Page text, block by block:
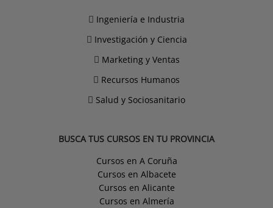
Ingeniería e Industria
Investigación y Ciencia
Marketing y Ventas
Recursos Humanos
Salud y Sociosanitario
BUSCA TUS CURSOS EN TU PROVINCIA
Cursos en A Coruña
Cursos en Albacete
Cursos en Alicante
Cursos en Almería